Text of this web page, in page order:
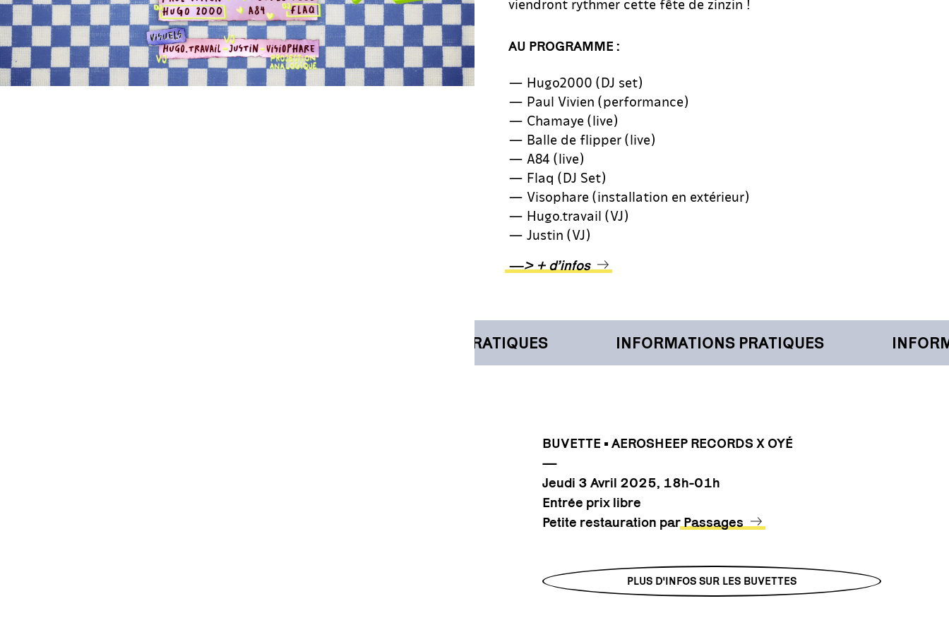
viendront rythmer cette fête de zinzin !
AU PROGRAMME :
— Hugo2000 (DJ set)
— Paul Vivien (performance)
— Chamaye (live)
— Balle de flipper (live)
— A84 (live)
— Flaq (DJ Set)
— Visophare (installation en extérieur)
— Hugo.travail (VJ)
— Justin (VJ)
—> + d’infos
INFORMATIONS PRATIQUES INFORMATIONS PRATIQUES
BUVETTE • AEROSHEEP RECORDS X OYÉ
—
Jeudi 3 Avril 2025, 18h-01h
Entrée prix libre
Petite restauration par Passages
PLUS D'INFOS SUR LES BUVETTES